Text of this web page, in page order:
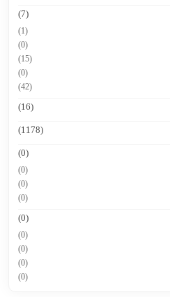
(7)
(1)
(0)
(15)
(0)
(42)
(16)
(1178)
(0)
(0)
(0)
(0)
(0)
(0)
(0)
(0)
(0)